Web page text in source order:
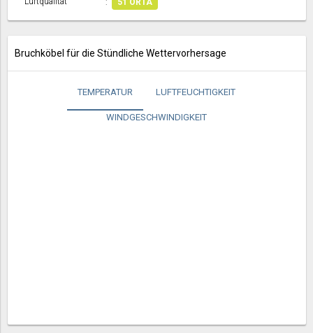
51 ORTA
Bruchköbel für die Stündliche Wettervorhersage
TEMPERATUR LUFTFEUCHTIGKEIT
WINDGESCHWINDIGKEIT